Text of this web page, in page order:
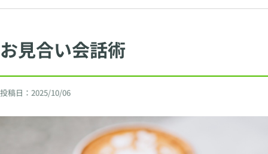
お見合い会話術
投稿日： 2025/10/06